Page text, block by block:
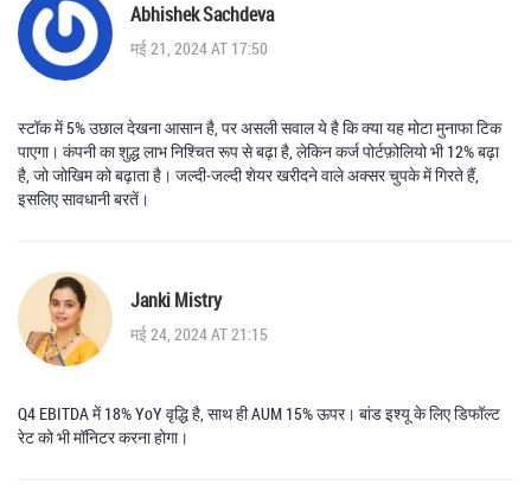
Abhishek Sachdeva
मई 21, 2024 AT 17:50
स्टॉक में 5% उछाल देखना आसान है, पर असली सवाल ये है कि क्या यह मोटा मुनाफा टिक
पाएगा। कंपनी का शुद्ध लाभ निश्चित रूप से बढ़ा है, लेकिन कर्ज पोर्टफ़ोलियो भी 12% बढ़ा
है, जो जोखिम को बढ़ाता है। जल्दी‑जल्दी शेयर खरीदने वाले अक्सर चुपके में गिरते हैं,
इसलिए सावधानी बरतें।
Janki Mistry
मई 24, 2024 AT 21:15
Q4 EBITDA में 18% YoY वृद्धि है, साथ ही AUM 15% ऊपर। बांड इश्यू के लिए डिफॉल्ट
रेट को भी मॉनिटर करना होगा।